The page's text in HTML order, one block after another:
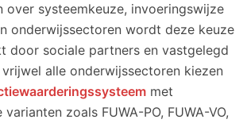
over systeemkeuze, invoeringswijze
onderwijssectoren wordt deze keuze
door sociale partners en vastgelegd
vrijwel alle onderwijssectoren kiezen
met
zoals FUWA-PO, FUWA-VO,